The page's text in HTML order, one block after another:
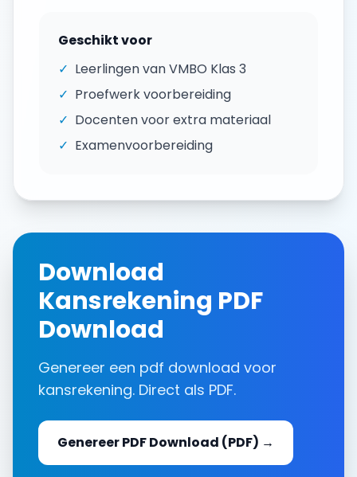
Geschikt voor
✓ Leerlingen vanVMBO Klas 3
✓ Proefwerk voorbereiding
✓ Docenten voor extra materiaal
✓ Examenvoorbereiding
Download
Kansrekening PDF
Download
Genereer een pdf download voor
kansrekening. Direct als PDF.
GenereerPDF Download (PDF) →